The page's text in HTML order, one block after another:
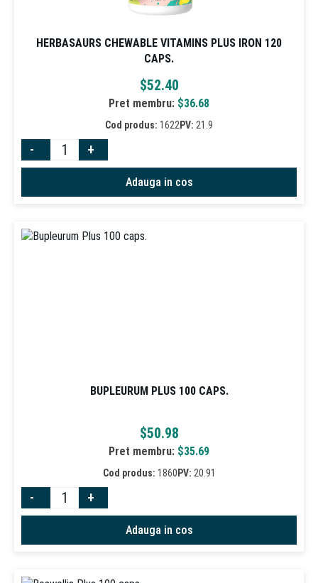
HERBASAURS CHEWABLE VITAMINS PLUS IRON 120
CAPS.
$52.40
Pret membru: $36.68
Cod produs: 1622PV: 21.9
- +
Adauga in cos
BUPLEURUM PLUS 100 CAPS.
$50.98
Pret membru: $35.69
Cod produs: 1860 PV: 20.91
- +
Adauga in cos